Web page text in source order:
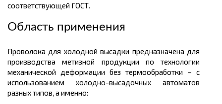
соответствующей ГОСТ.
Область применения
Проволока для холодной высадки предназначена для
производства метизной продукции по технологии
механической деформации без термообработки – с
использованием холодно-высадочных автоматов
разных типов, а именно: